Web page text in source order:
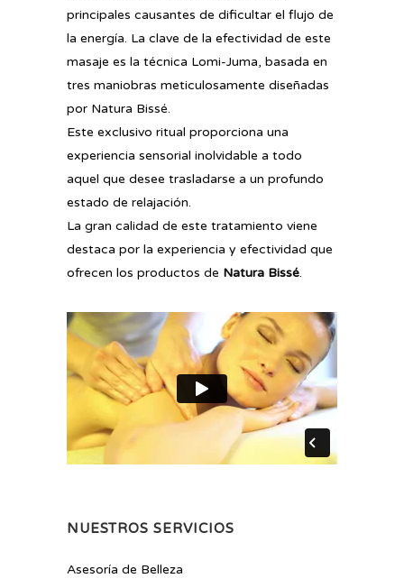
principales causantes de dificultar el flujo de
la energía. La clave de la efectividad de este
masaje es la técnica Lomi-Juma, basada en
tres maniobras meticulosamente diseñadas
por Natura Bissé.
Este exclusivo ritual proporciona una
experiencia sensorial inolvidable a todo
aquel que desee trasladarse a un profundo
estado de relajación.
La gran calidad de este tratamiento viene
destaca por la experiencia y efectividad que
ofrecen los productos de Natura Bissé.
NUESTROS SERVICIOS
Asesoría de Belleza